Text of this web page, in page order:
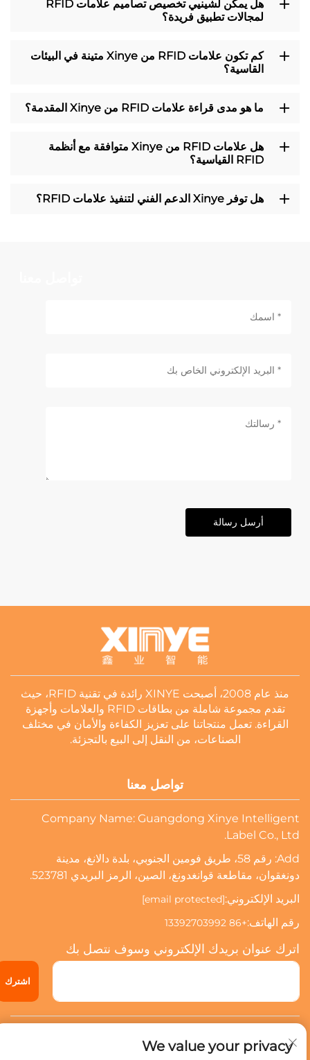
هل يمكن لشينيي تخصيص تصاميم علامات RFID
لمجالات تطبيق فريدة؟
كم تكون علامات RFID من Xinye متينة في البيئات
القاسية؟
ما هو مدى قراءة علامات RFID من Xinye المقدمة؟
هل علامات RFID من Xinye متوافقة مع أنظمة
RFID القياسية؟
هل توفر Xinye الدعم الفني لتنفيذ علامات RFID؟
أرسل رسالة
منذ عام 2008، أصبحت XINYE رائدة في تقنية RFID، حيث
تقدم مجموعة شاملة من بطاقات RFID والعلامات وأجهزة
القراءة. تعمل منتجاتنا على تعزيز الكفاءة والأمان في مختلف
الصناعات، من النقل إلى البيع بالتجزئة.
تواصل معنا
Company Name: Guangdong Xinye Intelligent
Label Co., Ltd.
Add: رقم 58، طريق فومين الجنوبي، بلدة دالانغ، مدينة
دونغقوان، مقاطعة قوانغدونغ، الصين، الرمز البريدي 523781.
البريد الإلكتروني:[email protected]
رقم الهاتف:+86 13392703992
اترك عنوان بريدك الإلكتروني وسوف نتصل بك
اشترك
جميع الحقوق محفوظة.سياسة الخصوصيةWe value your privacy